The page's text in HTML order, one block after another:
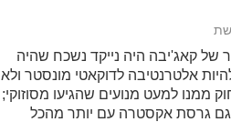
של קאג'יבה היה נייקד נשכח שהיה
אלטרנטיבה לדוקאטי מונסטר ולא
ממנו למעט מנועים שהגיעו מסוזוקי;
גם גרסת אקסטרה עם יותר מהכל